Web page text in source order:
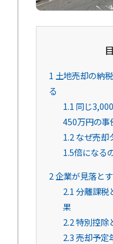
1 土地売却の納
る
1.1 同じ
450万円の事
1.2なぜ売却
1.5倍になる
2企業が見落と
2.1分離課税
果
2.2特別控除
2.3売却予定